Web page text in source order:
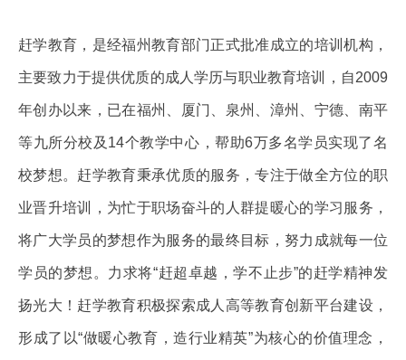
赶学教育，是经福州教育部门正式批准成立的培训机构，
主要致力于提供优质的成人学历与职业教育培训，自2009
年创办以来，已在福州、厦门、泉州、漳州、宁德、南平
等九所分校及14个教学中心，帮助6万多名学员实现了名
校梦想。赶学教育秉承优质的服务，专注于做全方位的职
业晋升培训，为忙于职场奋斗的人群提暖心的学习服务，
将广大学员的梦想作为服务的最终目标，努力成就每一位
学员的梦想。力求将“赶超卓越，学不止步”的赶学精神发
扬光大！赶学教育积极探索成人高等教育创新平台建设，
形成了以“做暖心教育，造行业精英”为核心的价值理念，